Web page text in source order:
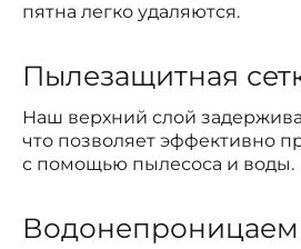
пятна легко удаляются.
Пылезащитная
Наш верхний слой
что позволяет эффективно
с помощью пылесоса и воды.